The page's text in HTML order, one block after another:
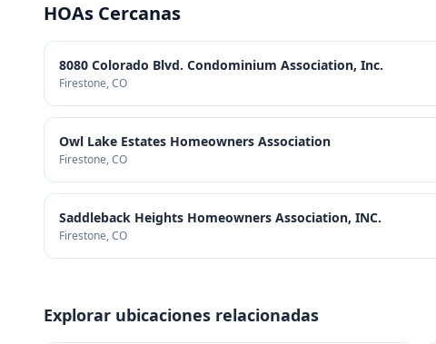
HOAs Cercanas
8080 Colorado Blvd. Condominium Association, Inc.
Firestone, CO
Owl Lake Estates Homeowners Association
Firestone, CO
Saddleback Heights Homeowners Association, INC.
Firestone, CO
Explorar ubicaciones relacionadas